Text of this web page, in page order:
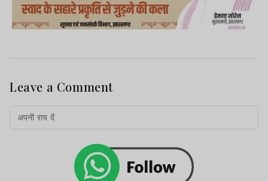
Leave a Comment